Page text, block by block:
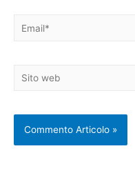
Email*
Sito